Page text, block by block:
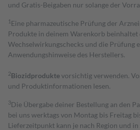
und Gratis-Beigaben nur solange der
1 Eine pharmazeutische Prüfung der
Produkte in deinem Warenkorb
Wechselwirkungschecks und die Prüfung
Anwendungshinweise des Herstellers.
2Biozidproduktevorsichtig verwenden.
und Produktinformationen lesen.
3Die Übergabe deiner Bestellung an den
bei uns werktags von Montag bis Freitag
Lieferzeitpunkt kann je nach Region und